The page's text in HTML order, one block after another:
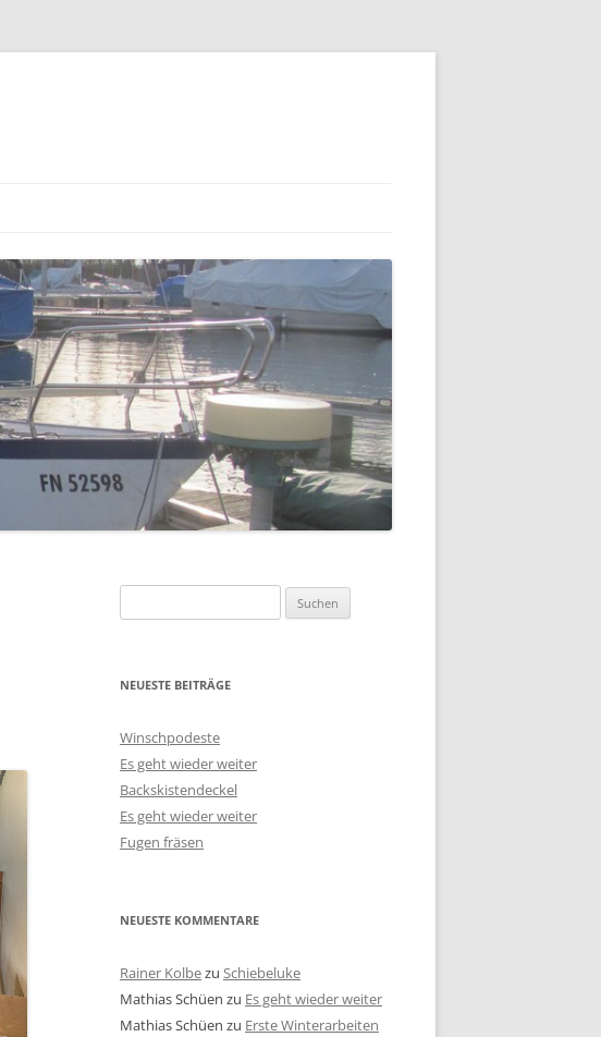
nach:
NEUESTE BEITRÄGE
Winschpodeste
Es geht wieder weiter
Backskistendeckel
Es geht wieder weiter
Fugen fräsen
NEUESTE KOMMENTARE
Rainer Kolbezu Schiebeluke
Mathias Schüen zu Es geht wieder weiter
Mathias Schüen zu Erste Winterarbeiten